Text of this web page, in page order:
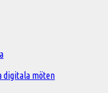
digitala möten